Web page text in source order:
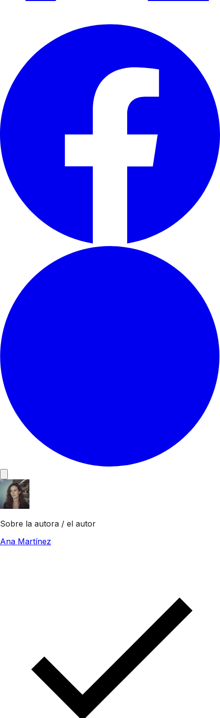
Sobre la autora / el autor
Ana Martínez